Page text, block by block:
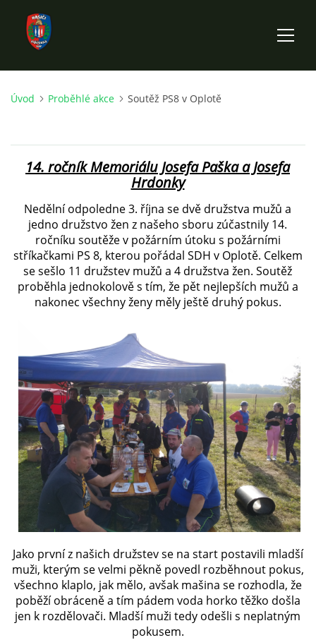
ÚVOD
HISTORIE SBORU
VÝKONNÝ VÝBOR SBORU
DOKUMENTY
VÝJEZDOVÁ JEDNOTKA
PLÁNOVANÉ AKCE
PROBĚHLÉ AKCE
KROUŽEK MH
DESATERO
SVATÝ FLORIÁN
MODLITBA HASIČE
ARCHIV
Úvod Proběhlé akce Soutěž PS8 v Oplotě
14. ročník Memoriálu Josefa Paška a Josefa
Hrdonky
Nedělní odpoledne 3. října se dvě družstva mužů a
jedno družstvo žen z našeho sboru zúčastnily 14.
ročníku soutěže v požárním útoku s požárními
stříkačkami PS 8, kterou pořádal SDH v Oplotě. Celkem
se sešlo 11 družstev mužů a 4 družstva žen. Soutěž
proběhla jednokolově s tím, že pět nejlepších mužů a
nakonec všechny ženy měly ještě druhý pokus.
Jako první z našich družstev se na start postavili mladší
muži, kterým se velmi pěkně povedl rozběhnout pokus,
všechno klaplo, jak mělo, avšak mašina se rozhodla, že
poběží obráceně a tím pádem voda horko těžko došla
jen k rozdělovači. Mladší muži tedy odešli s neplatným
pokusem.